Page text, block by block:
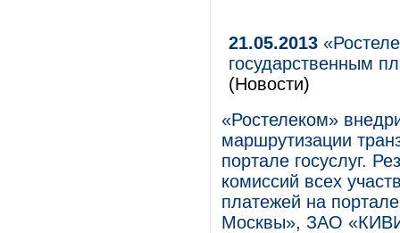
21.05.2013
государственным
(Новости)
«Ростелеком»
маршрутизации
портале госуслуг.
комиссий всех
платежей на
Москвы», ЗАО